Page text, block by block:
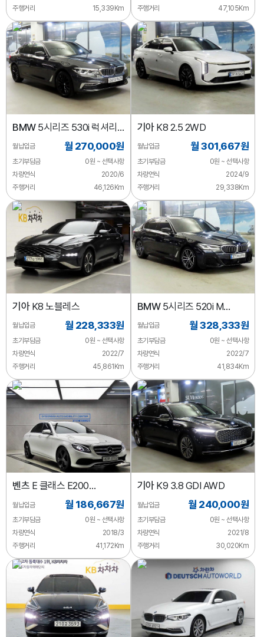
주행거리
15,339Km
주행거리
47,105Km
BMW5시리즈 530i 럭셔리
플러스
월납입금 월 270,000원
초기부담금
0원 ~ 선택사항
차량연식
2020/6
주행거리
46,126Km
기아K8 2.5 2WD
월납입금 월 301,667원
초기부담금
0원 ~ 선택사항
차량연식
2024/9
주행거리
29,338Km
기아K8 노블레스
월납입금 월 228,333원
초기부담금
0원 ~ 선택사항
차량연식
2022/7
주행거리
45,861Km
BMW5시리즈 520i M
스포츠
월납입금 월 328,333원
초기부담금
0원 ~ 선택사항
차량연식
2022/7
주행거리
41,834Km
벤츠 E 클래스 E200
아방가르드
월납입금 월 186,667원
초기부담금
0원 ~ 선택사항
차량연식
2018/3
주행거리
41,172Km
기아K9 3.8 GDI AWD
월납입금 월 240,000원
초기부담금
0원 ~ 선택사항
차량연식
2021/8
주행거리
30,020Km